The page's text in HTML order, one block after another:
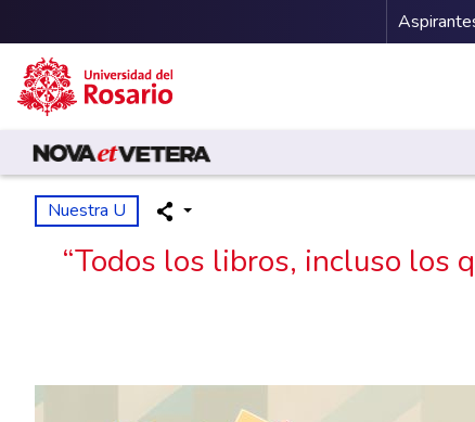
Pasar al contenido principal
Nuestra U
“Todos los libros, incluso los